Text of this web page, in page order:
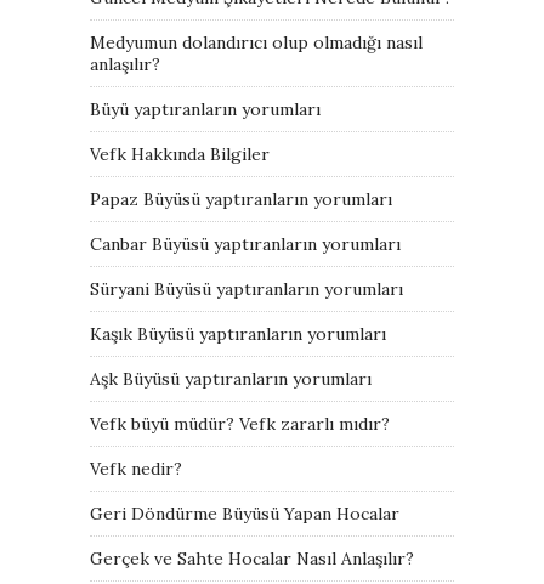
Medyumun dolandırıcı olup olmadığı nasıl
anlaşılır?
Büyü yaptıranların yorumları
Vefk Hakkında Bilgiler
Papaz Büyüsü yaptıranların yorumları
Canbar Büyüsü yaptıranların yorumları
Süryani Büyüsü yaptıranların yorumları
Kaşık Büyüsü yaptıranların yorumları
Aşk Büyüsü yaptıranların yorumları
Vefk büyü müdür? Vefk zararlı mıdır?
Vefk nedir?
Geri Döndürme Büyüsü Yapan Hocalar
Gerçek ve Sahte Hocalar Nasıl Anlaşılır?